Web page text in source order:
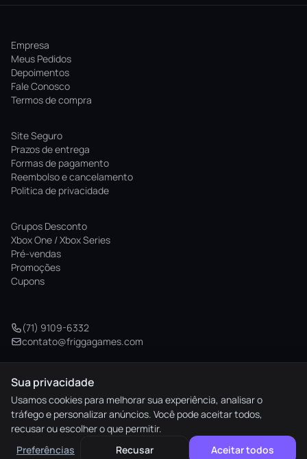
Empresa
Meus Pedidos
Depoimentos
Fale Conosco
Termos de compra
Site Seguro
Prazos de entrega
Formas de pagamento
Reembolso e cancelamento
Politica de privacidade
Grupos Desconto
Xbox One / Xbox Series
Pré-vendas
Promoções
Cupons
(71) 9109-6332
contato@friggagames.com
© 2026 Frigga Games. Todos os direitos reservados.
elo HIPER AMEX pix
Preferências de cookies
Sua privacidade
Usamos cookies para melhorar sua experiência, analisar o
tráfego e personalizar anúncios. Você pode aceitar todos,
recusar ou escolher o que permitir.
Preferências
Recusar Aceitar todos